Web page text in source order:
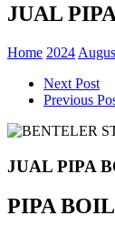
JUAL
Home 2024
Next Post
Previous
JUAL PIPA
PIPA